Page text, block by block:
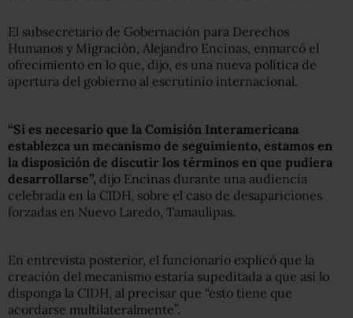
El subsecretario de Gobernación para Derechos
Humanos y Migración, Alejandro Encinas, enmarcó el
ofrecimiento en lo que, dijo, es una nueva política de
apertura del gobierno al escrutinio internacional.
“Si es necesario que la Comisión Interamericana
establezca un mecanismo de seguimiento, estamos en
la disposición de discutir los términos en que pudiera
desarrollarse”, dijo Encinas durante una audiencia
celebrada en la CIDH, sobre el caso de desapariciones
forzadas en Nuevo Laredo, Tamaulipas.
En entrevista posterior, el funcionario explicó que la
creación del mecanismo estaría supeditada a que así lo
disponga la CIDH, al precisar que “esto tiene que
acordarse multilateralmente”.